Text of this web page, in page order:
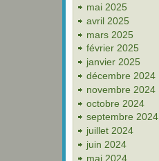
mai 2025
avril 2025
mars 2025
février 2025
janvier 2025
décembre 2024
novembre 2024
octobre 2024
septembre 2024
juillet 2024
juin 2024
mai 2024